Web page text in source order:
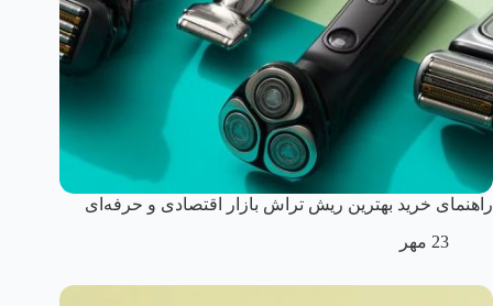
راهنمای خرید بهترین ریش تراش بازار اقتصادی و حرفه‌ای
23 مهر